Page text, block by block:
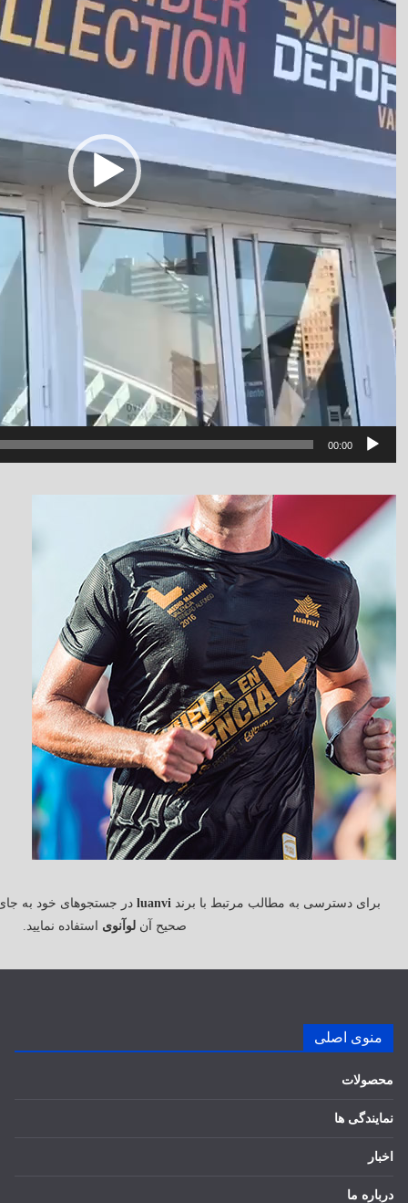
00:00
برای دسترسی به مطالب مرتبط با برندluanvi در جستجوهای خود به
صحیح آنلوآنوی استفاده نمایید.
منوی اصلی
محصولات
نمایندگی ها
اخبار
درباره ما